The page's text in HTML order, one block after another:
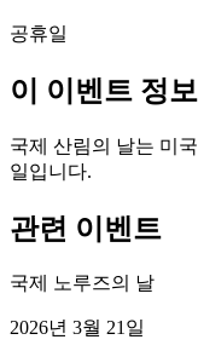
공휴일
이 이벤트 정보
국제 산림의 날는 미
일입니다.
관련 이벤트
국제 노루즈의 날
2026년 3월 21일